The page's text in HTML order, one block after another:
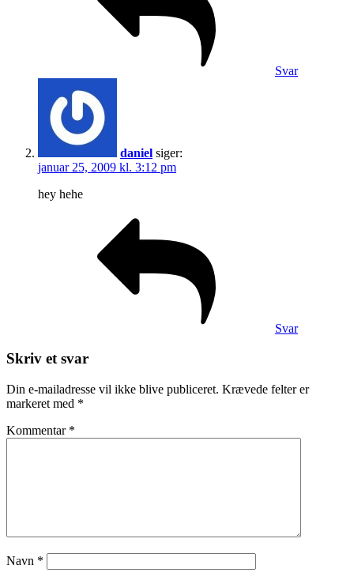
Svar
daniel siger:
januar 25, 2009 kl. 3:12 pm
hey hehe
Svar
Skriv et svar
Din e-mailadresse vil ikke blive publiceret. Krævede felter er
markeret med *
Kommentar *
Navn *